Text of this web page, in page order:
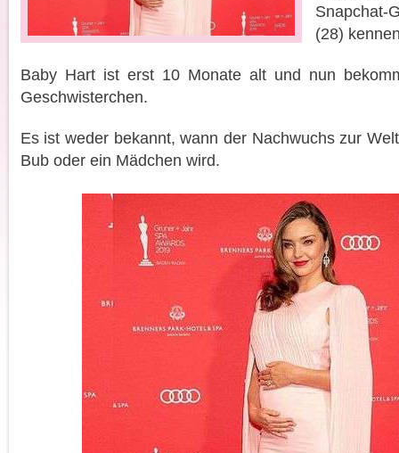
(28)
Baby Hart ist erst 10 Monate alt und nun
Geschwisterchen.
Es ist weder bekannt, wann der Nachwuchs zur
Bub oder ein Mädchen wird.